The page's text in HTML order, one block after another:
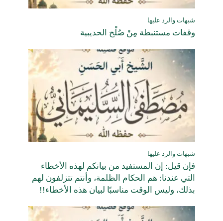
شبهات والرد عليها
وقفات مستنبطة مِنْ صُلْح الحديبية
شبهات والرد عليها
فإن قيل: إن المستفيد من بيانكم لهذه الأخطاء
التي عندنا: هم الحكام الظلمة، وأنتم تتزلفون لهم
بذلك، وليس الوقت مناسبًا لبيان هذه الأخطاء!!